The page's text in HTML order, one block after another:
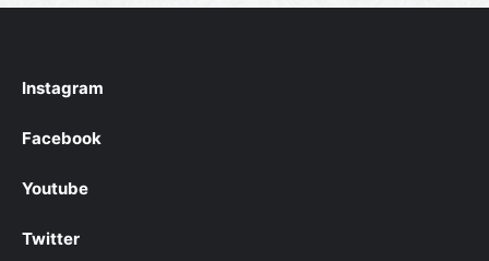
Instagram
Facebook
Youtube
Twitter